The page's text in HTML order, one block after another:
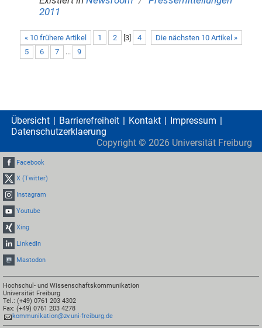
2011
« 10 frühere Artikel Die nächsten 10 Artikel »
1 2 3]
4
5
6 7 ... 9
Übersicht Barrierefreiheit Kontakt
Impressum
Datenschutzerklaerung
Copyright © 2026 Universität Freiburg
Facebook
X (Twitter)
Instagram
Youtube
Xing
LinkedIn
Mastodon
Hochschul- und Wissenschaftskommunikation
Universität Freiburg
Tel.: (+49) 0761 203 4302
Fax: (+49) 0761 203 4278
kommunikation@zv.uni-freiburg.de